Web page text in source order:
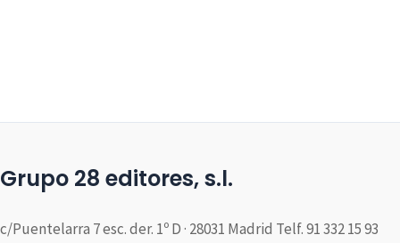
Grupo 28 editores, s.l.
c/Puentelarra 7 esc. der. 1º D · 28031 Madrid Telf. 91 332 15 93